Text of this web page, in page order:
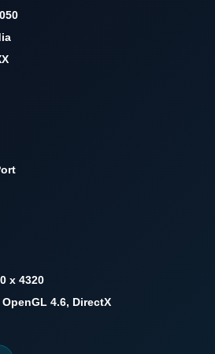
x 4320
4.6, DirectX